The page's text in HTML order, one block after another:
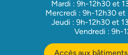
Mardi : 9h-12h30 et
Mercredi : 9h-12h30 et
Jeudi : 9h-12h30 et
Vendredi : 9h-
Accès aux